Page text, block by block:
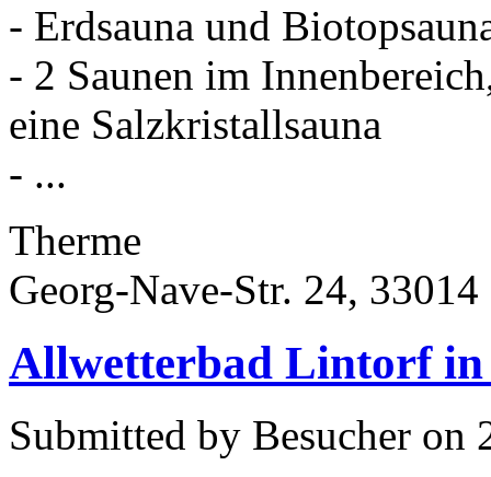
- Erdsauna und
- 2 Saunen im
eine Salzkristallsauna
- ...
Therme
Georg-Nave-Str. 24,
Allwetterbad Lintorf in
Submitted by Besucher on